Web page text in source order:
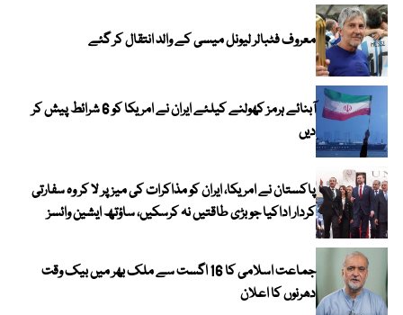
معروف فٹبالر لیونل میسی کے والد انتقال کر گئے
آبنائے ہرمز کھولنے کیلئے ایران نے امریکا کو 6 شرائط پیش کر
دیں
پاکستان نے امریکا، ایران کو مذاکرات کی میز پر لا کر وہ سفارتی
کردار اداکیا جو بڑی طاقتیں نہ کرسکیں، ساؤتھ ایشین وائسز
جماعت اسلامی کا 16 اگست سے ملک بھر میں بیک وقت
دھرنوں کا اعلان